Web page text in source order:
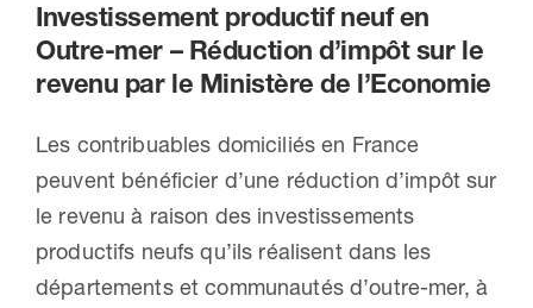
Investissement productif neuf en
Outre-mer – Réduction d’impôt sur le
revenu par le Ministère de l’Economie
Les contribuables domiciliés en France
peuvent bénéficier d’une réduction d’impôt sur
le revenu à raison des investissements
productifs neufs qu’ils réalisent dans les
départements et communautés d’outre-mer, à